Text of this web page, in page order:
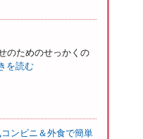
のためのせっかくの
を読む
ンビニ＆外食で簡単